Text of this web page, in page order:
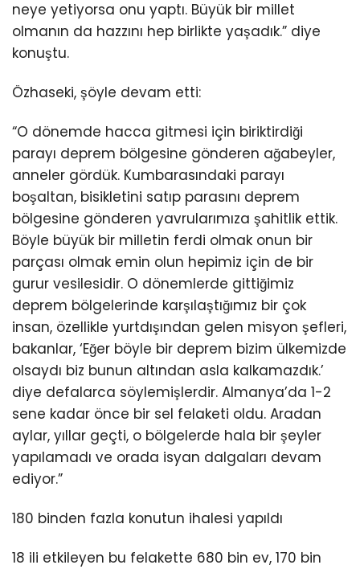
neye yetiyorsa onu yaptı. Büyük bir millet
olmanın da hazzını hep birlikte yaşadık.” diye
konuştu.
Özhaseki, şöyle devam etti:
“O dönemde hacca gitmesi için biriktirdiği
parayı deprem bölgesine gönderen ağabeyler,
anneler gördük. Kumbarasındaki parayı
boşaltan, bisikletini satıp parasını deprem
bölgesine gönderen yavrularımıza şahitlik ettik.
Böyle büyük bir milletin ferdi olmak onun bir
parçası olmak emin olun hepimiz için de bir
gurur vesilesidir. O dönemlerde gittiğimiz
deprem bölgelerinde karşılaştığımız bir çok
insan, özellikle yurtdışından gelen misyon şefleri,
bakanlar, ‘Eğer böyle bir deprem bizim ülkemizde
olsaydı biz bunun altından asla kalkamazdık.’
diye defalarca söylemişlerdir. Almanya’da 1-2
sene kadar önce bir sel felaketi oldu. Aradan
aylar, yıllar geçti, o bölgelerde hala bir şeyler
yapılamadı ve orada isyan dalgaları devam
ediyor.”
180 binden fazla konutun ihalesi yapıldı
18 ili etkileyen bu felakette 680 bin ev, 170 bin